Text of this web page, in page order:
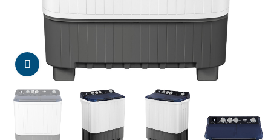
Da click para agrandar